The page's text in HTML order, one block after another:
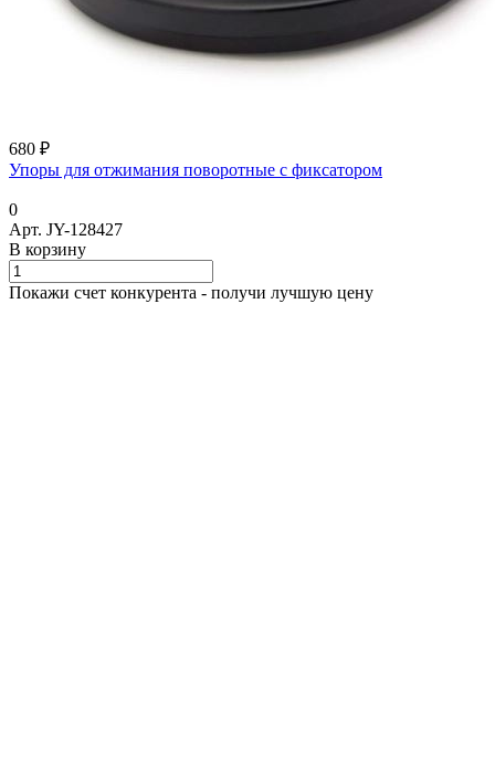
680 ₽
Упоры для отжимания поворотные с фиксатором
0
Арт. JY-128427
В корзину
Покажи счет конкурента - получи лучшую цену